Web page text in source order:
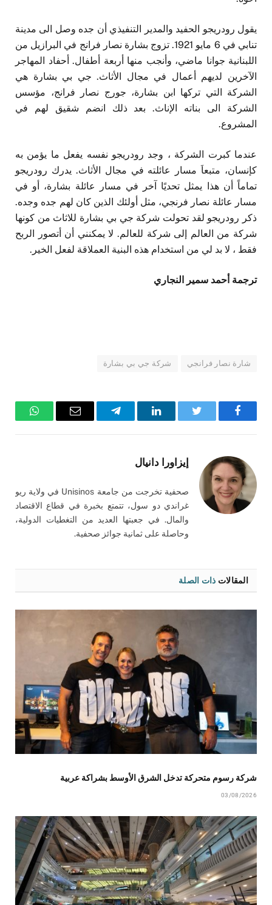
يقول رودريجو الحفيد والمدير التنفيذي أن جده وصل الى مدينة
تنابي في 6 مايو 1921. تزوج بشارة نصار فرانج في البرازيل من
اللبنانية جوانا ماضي، وأنجب منها أربعة أطفال. أحفاد المهاجر
الآخرين لديهم أعمال في مجال الأثاث. جي بي بشارة هي
الشركة التي تركها ابن بشارة، جورج نصار فرانج، مؤسس
الشركة الى بناته الإناث. بعد ذلك انضم شقيق لهم في
المشروع.
عندما كبرت الشركة ، وجد رودريجو نفسه يفعل ما يؤمن به
كإنسان، متبعاَ مسار عائلته في مجال الأثاث. يدرك رودريجو
تماماً أن هذا يمثل تحديًا آخر في مسار عائلة بشارة، أو في
مسار عائلة نصار فرنجي، مثل أولئك الذين كان لهم جده وجده.
ذكر رودريجو لقد تحولت شركة جي بي بشارة للاثاث من كونها
شركة من العالم إلى شركة للعالم. لا يمكنني أن أتصور الربح
فقط ، لا بد لي من استخدام هذه البنية العملاقة لفعل الخير.
ترجمة أحمد سمير النجاري
شارة نصار فرانجي شركة جي بي بشارة
فيسبوك تويتر لينكدإن تيلقرام
البريد
واتساب
إيزاورا دانيال
صحفية تخرجت من جامعة Unisinos في ولاية ريو
غراندي دو سول، تتمتع بخبرة في قطاع الاقتصاد
والمال. في جعبتها العديد من التغطيات الدولية،
وحاصلة على ثمانية جوائز صحفية.
المقالات ذات الصلة
شركة رسوم متحركة تدخل الشرق الأوسط بشراكة عربية
03/08/2026